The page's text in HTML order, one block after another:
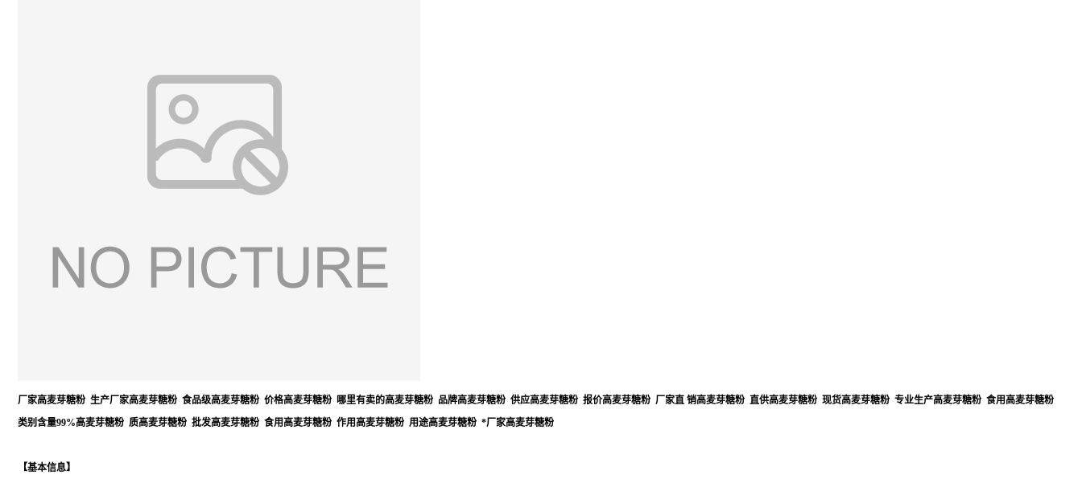
厂家高麦芽糖粉 生产厂家高麦芽糖粉 食品级高麦芽糖粉 价格高麦芽糖粉 哪里有卖的高麦芽糖粉 品牌高麦芽糖粉 供应高麦芽糖粉 报价高麦芽糖粉 厂家直 销高麦芽糖粉 直供高麦芽糖粉 现货高麦芽糖粉 专业生产高麦芽糖粉 食用高麦芽糖粉
类别含量99%高麦芽糖粉 质高麦芽糖粉 批发高麦芽糖粉 食用高麦芽糖粉 作用高麦芽糖粉 用途高麦芽糖粉 *厂家高麦芽糖粉
【基本信息】